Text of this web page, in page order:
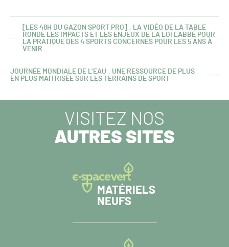
ARTICLE
PRÉCÉDENT :
[LES 48H DU GAZON SPORT PRO] : LA VIDÉO DE LA TABLE
RONDE LES IMPACTS ET LES ENJEUX DE LA LOI LABBÉ POUR
LA PRATIQUE DES 4 SPORTS CONCERNÉS POUR LES 5 ANS À
VENIR
ARTICLE
JOURNÉE MONDIALE DE L’EAU : UNE RESSOURCE DE PLUS
EN PLUS MAÎTRISÉE SUR LES TERRAINS DE SPORT
VISITEZ NOS
AUTRES SITES
MATÉRIELS
NEUFS